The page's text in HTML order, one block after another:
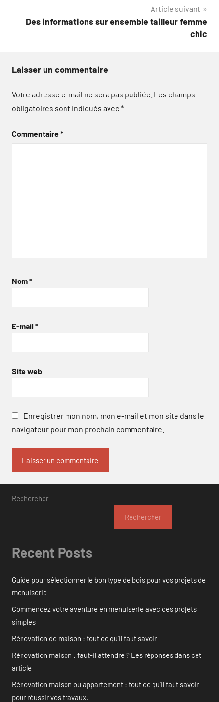
Article suivant
Des informations sur ensemble tailleur femme
chic
Laisser un commentaire
Votre adresse e-mail ne sera pas publiée. Les champs
obligatoires sont indiqués avec*
Commentaire*
Nom*
E-mail *
Site web
Enregistrer mon nom, mon e-mail et mon site dans le
navigateur pour mon prochain commentaire.
Rechercher
Rechercher
Recent Posts
Guide pour sélectionner le bon type de bois pour vos projets de
menuiserie
Commencez votre aventure en menuiserie avec ces projets
simples
Rénovation de maison : tout ce qu’il faut savoir
Rénovation maison : faut-il attendre ? Les réponses dans cet
article
Rénovation maison ou appartement : tout ce qu’il faut savoir
pour réussir vos travaux.